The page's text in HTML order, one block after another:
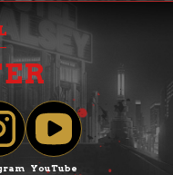
YouTube